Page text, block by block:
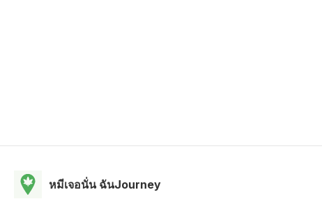
หมีเจอนั่น ฉันJourney